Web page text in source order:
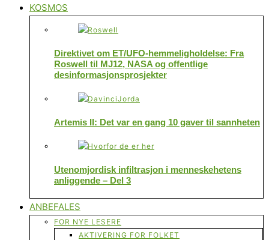
KOSMOS
Direktivet om ET/UFO-hemmeligholdelse: Fra
Roswell til MJ12, NASA og offentlige
desinformasjonsprosjekter
Artemis II: Det var en gang 10 gaver til sannheten
Utenomjordisk infiltrasjon i menneskehetens
anliggende – Del 3
ANBEFALES
FOR NYE LESERE
AKTIVERING FOR FOLKET